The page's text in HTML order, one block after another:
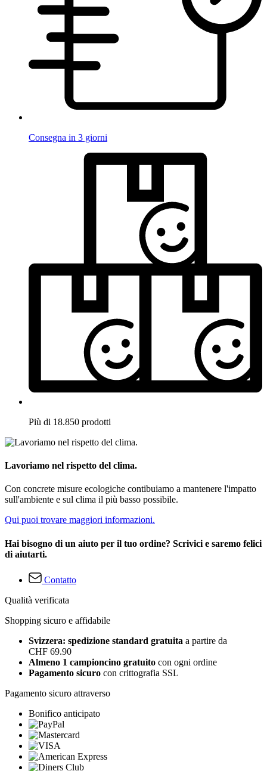
Consegna in 3 giorni
Più di 18.850 prodotti
Lavoriamo nel rispetto del clima.
Con concrete misure ecologiche contibuiamo a mantenere l'impatto
sull'ambiente e sul clima il più basso possibile.
Qui puoi trovare maggiori informazioni.
Hai bisogno di un aiuto per il tuo ordine? Scrivici e saremo felici
di aiutarti.
Contatto
Qualità verificata
Shopping sicuro e affidabile
Svizzera: spedizione standard gratuita a partire da
CHF 69.90
Almeno 1 campioncino gratuito con ogni ordine
Pagamento sicuro con crittografia SSL
Pagamento sicuro attraverso
Bonifico anticipato